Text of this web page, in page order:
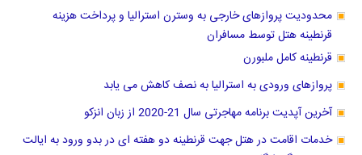
محدودیت پروازهای خارجی به وسترن استرالیا و پرداخت هزینه
قرنطینه هتل توسط مسافران
قرنطینه کامل ملبورن
پروازهای ورودی به استرالیا به نصف کاهش می یابد
آخرین آپدیت برنامه مهاجرتی سال 21-2020 از زبان انزکو
خدمات اقامت در هتل جهت قرنطینه دو هفته ای در بدو ورود به ایالت